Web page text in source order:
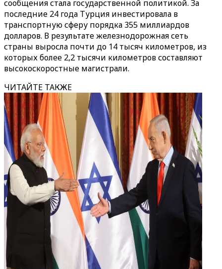
сообщения стала государственной политикой. За
последние 24 года Турция инвестировала в
транспортную сферу порядка 355 миллиардов
долларов. В результате железнодорожная сеть
страны выросла почти до 14 тысяч километров, из
которых более 2,2 тысячи километров составляют
высокоскоростные магистрали.
ЧИТАЙТЕ ТАКЖЕ